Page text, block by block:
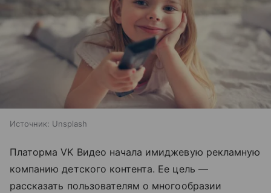
Источник: Unsplash
Платорма VK Видео начала имиджевую рекламную
компанию детского контента. Ее цель —
рассказать пользователям о многообразии